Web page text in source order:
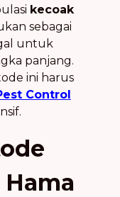
kecoak
sebagai
untuk
panjang.
ini harus
Control